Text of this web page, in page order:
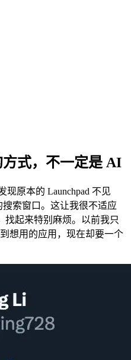
式，不一定是 AI
现原本的 Launchpad 不见
索窗口。这让我很不适应
起来特别麻烦。以前我只
想用的应用，现在却要一个